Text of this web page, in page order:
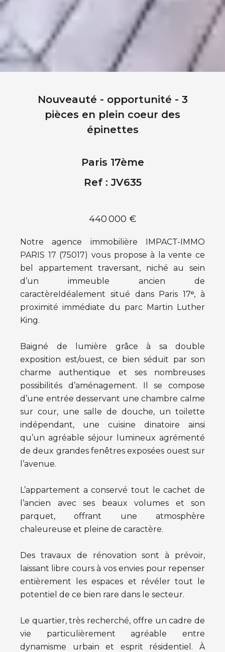
Nouveauté - opportunité - 3
pièces en plein coeur des
épinettes
Paris 17ème
Ref : JV635
440 000 €
Notre agence immobilière IMPACT-IMMO
PARIS 17 (75017) vous propose à la vente ce
bel appartement traversant, niché au sein
d’un immeuble ancien de
caractèreIdéalement situé dans Paris 17ᵉ, à
proximité immédiate du parc Martin Luther
King.
Baigné de lumière grâce à sa double
exposition est/ouest, ce bien séduit par son
charme authentique et ses nombreuses
possibilités d’aménagement. Il se compose
d’une entrée desservant une chambre calme
sur cour, une salle de douche, un toilette
indépendant, une cuisine dinatoire ainsi
qu’un agréable séjour lumineux agrémenté
de deux grandes fenêtres exposées ouest sur
l’avenue.
L’appartement a conservé tout le cachet de
l’ancien avec ses beaux volumes et son
parquet, offrant une atmosphère
chaleureuse et pleine de caractère.
Des travaux de rénovation sont à prévoir,
laissant libre cours à vos envies pour repenser
entièrement les espaces et révéler tout le
potentiel de ce bien rare dans le secteur.
Le quartier, très recherché, offre un cadre de
vie particulièrement agréable entre
dynamisme urbain et esprit résidentiel. À